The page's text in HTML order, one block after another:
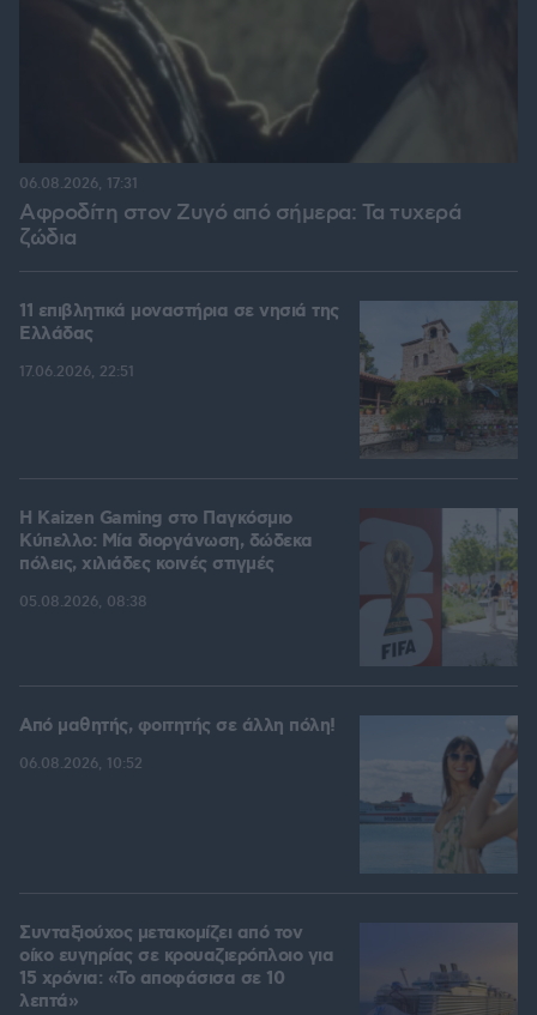
Αφροδίτη στον Ζυγό από σήμερα: Τα τυχερά
ζώδια
06.08.2026, 17:31
11 επιβλητικά μοναστήρια σε νησιά της
Ελλάδας
17.06.2026, 22:51
H Kaizen Gaming στο Παγκόσμιο
Kύπελλο: Μία διοργάνωση, δώδεκα
πόλεις, χιλιάδες κοινές στιγμές
05.08.2026, 08:38
Από μαθητής, φοιτητής σε άλλη πόλη!
06.08.2026, 10:52
Συνταξιούχος μετακομίζει από τον
οίκο ευγηρίας σε κρουαζιερόπλοιο για
15 χρόνια: «Το αποφάσισα σε 10
λεπτά»